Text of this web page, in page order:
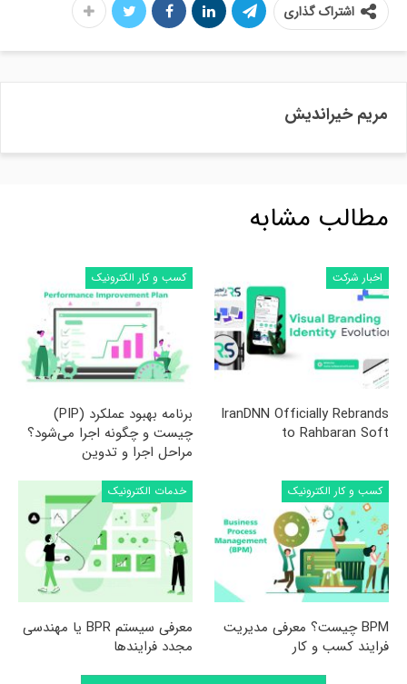
اشتراک گذاری
مریم خیراندیش
مطالب مشابه
اخبار شرکت
IranDNN Officially Rebrands
to Rahbaran Soft
کسب و کار الکترونیک
برنامه بهبود عملکرد (PIP)
چیست و چگونه اجرا می‌شود؟
مراحل اجرا و تدوین
کسب و کار الکترونیک
BPM چیست؟ معرفی مدیریت
فرایند کسب و کار
خدمات الکترونیک
معرفی سیستم BPR یا مهندسی
مجدد فرایندها